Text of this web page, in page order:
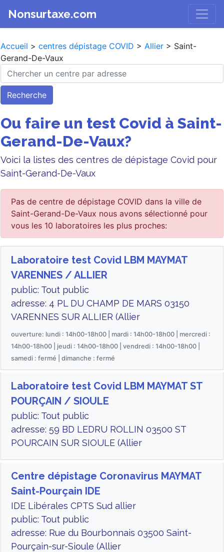
Nonsurtaxe.com
Accueil > centres dépistage COVID > Allier > Saint-
Gerand-De-Vaux
Recherche
Ou faire un test Covid à Saint-
Gerand-De-Vaux?
Voici la listes des centres de dépistage Covid pour
Saint-Gerand-De-Vaux
Pas de centre de dépistage COVID dans la ville de
Saint-Gerand-De-Vaux nous avons sélectionné pour
vous les 10 laboratoires les plus proches:
Laboratoire test Covid LBM MAYMAT
VARENNES / ALLIER
public: Tout public
adresse: 4 PL DU CHAMP DE MARS 03150
VARENNES SUR ALLIER (Allier
ouverture: lundi : 14h00-18h00 | mardi : 14h00-18h00 | mercredi :
14h00-18h00 | jeudi : 14h00-18h00 | vendredi : 14h00-18h00 |
samedi : fermé | dimanche : fermé
Laboratoire test Covid LBM MAYMAT ST
POURÇAIN / SIOULE
public: Tout public
adresse: 59 BD LEDRU ROLLIN 03500 ST
POURCAIN SUR SIOULE (Allier
Centre dépistage Coronavirus MAYMAT
Saint-Pourçain IDE
IDE Libérales CPTS Sud allier
public: Tout public
adresse: Rue du Bourbonnais 03500 Saint-
Pourçain-sur-Sioule (Allier